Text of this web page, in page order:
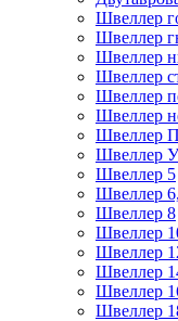
Швеллер
Швеллер
Швеллер
Швеллер
Швеллер
Швеллер
Швеллер П
Швеллер У
Швеллер 5
Швеллер
Швеллер 8
Швеллер
Швеллер
Швеллер
Швеллер
Швеллер